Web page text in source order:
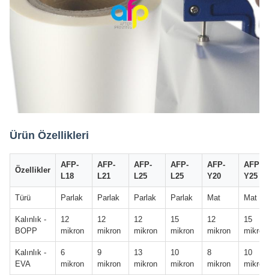
Ürün Özellikleri
Özellikler
AFP-
L18
AFP-
L21
AFP-
L25
AFP-
L25
AFP-
Y20
AFP-
Y25
Türü Parlak Parlak Parlak Parlak Mat Mat
Kalınlık -
BOPP
12
mikron
12
mikron
12
mikron
15
mikron
12
mikron
15
mikron
Kalınlık -
EVA
6
mikron
9
mikron
13
mikron
10
mikron
8
mikron
10
mikron